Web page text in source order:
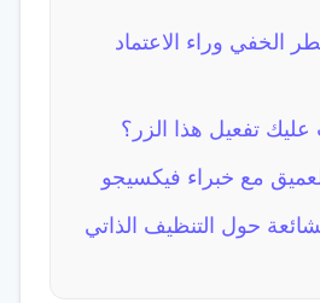
الخفي وراء الاعتماد
تفعيل هذا الزر؟
مع خبراء فيكسيجو
حول التنظيف الذاتي